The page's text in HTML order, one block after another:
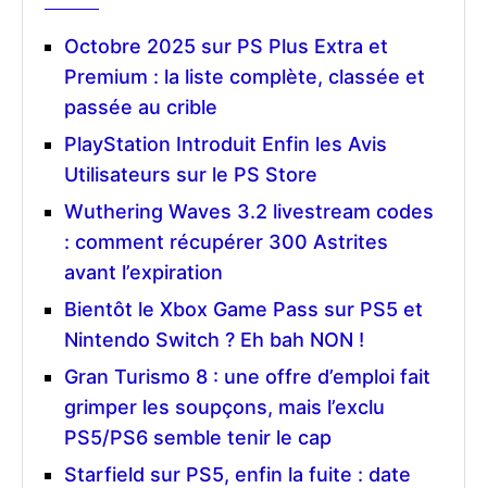
Octobre 2025 sur PS Plus Extra et
Premium : la liste complète, classée et
passée au crible
PlayStation Introduit Enfin les Avis
Utilisateurs sur le PS Store
Wuthering Waves 3.2 livestream codes
: comment récupérer 300 Astrites
avant l’expiration
Bientôt le Xbox Game Pass sur PS5 et
Nintendo Switch ? Eh bah NON !
Gran Turismo 8 : une offre d’emploi fait
grimper les soupçons, mais l’exclu
PS5/PS6 semble tenir le cap
Starfield sur PS5, enfin la fuite : date